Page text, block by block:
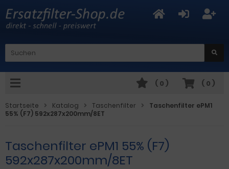
( 0 )
( 0 )
Startseite Katalog Taschenfilter
Taschenfilter ePM1
55% (F7) 592x287x200mm/8ET
Taschenfilter ePM1 55% (F7)
592x287x200mm/8ET